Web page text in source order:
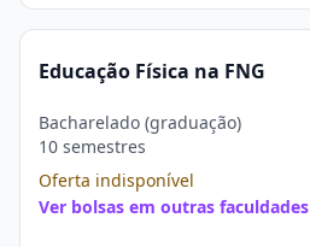
Educação Física na FNG
Bacharelado (graduação)
10 semestres
Oferta indisponível
Ver bolsas em outras faculdades